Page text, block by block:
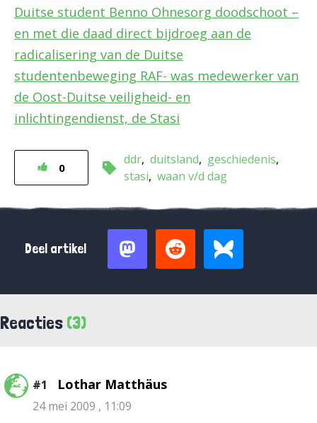
Duitse student Benno Ohnesorg doodschoot –
en met die daad direct bijdroeg aan de
radicalisering van de Duitse
studentenbeweging RAF- was medewerker van
de Oost-Duitse veiligheid- en
inlichtingendienst, de Stasi
0
ddr duitsland
geschiedenis
stasi waan v/d dag
Deel artikel
Reacties (3)
#1 Lothar Matthäus
24 mei 2009 , 11:09